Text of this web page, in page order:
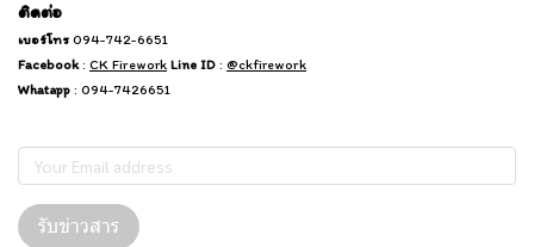
ติดต่อ
เบอร์โทร 094-742-6651
Facebook: CK Firework Line ID : @ckfirework
Whatapp : 094-7426651
รับข่าวสาร